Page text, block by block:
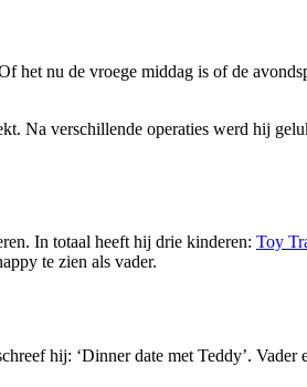
het nu de vroege middag is of de
Na verschillende operaties werd hij
In totaal heeft hij drie kinderen: Toy
te zien als vader.
hij: ‘Dinner date met Teddy’.